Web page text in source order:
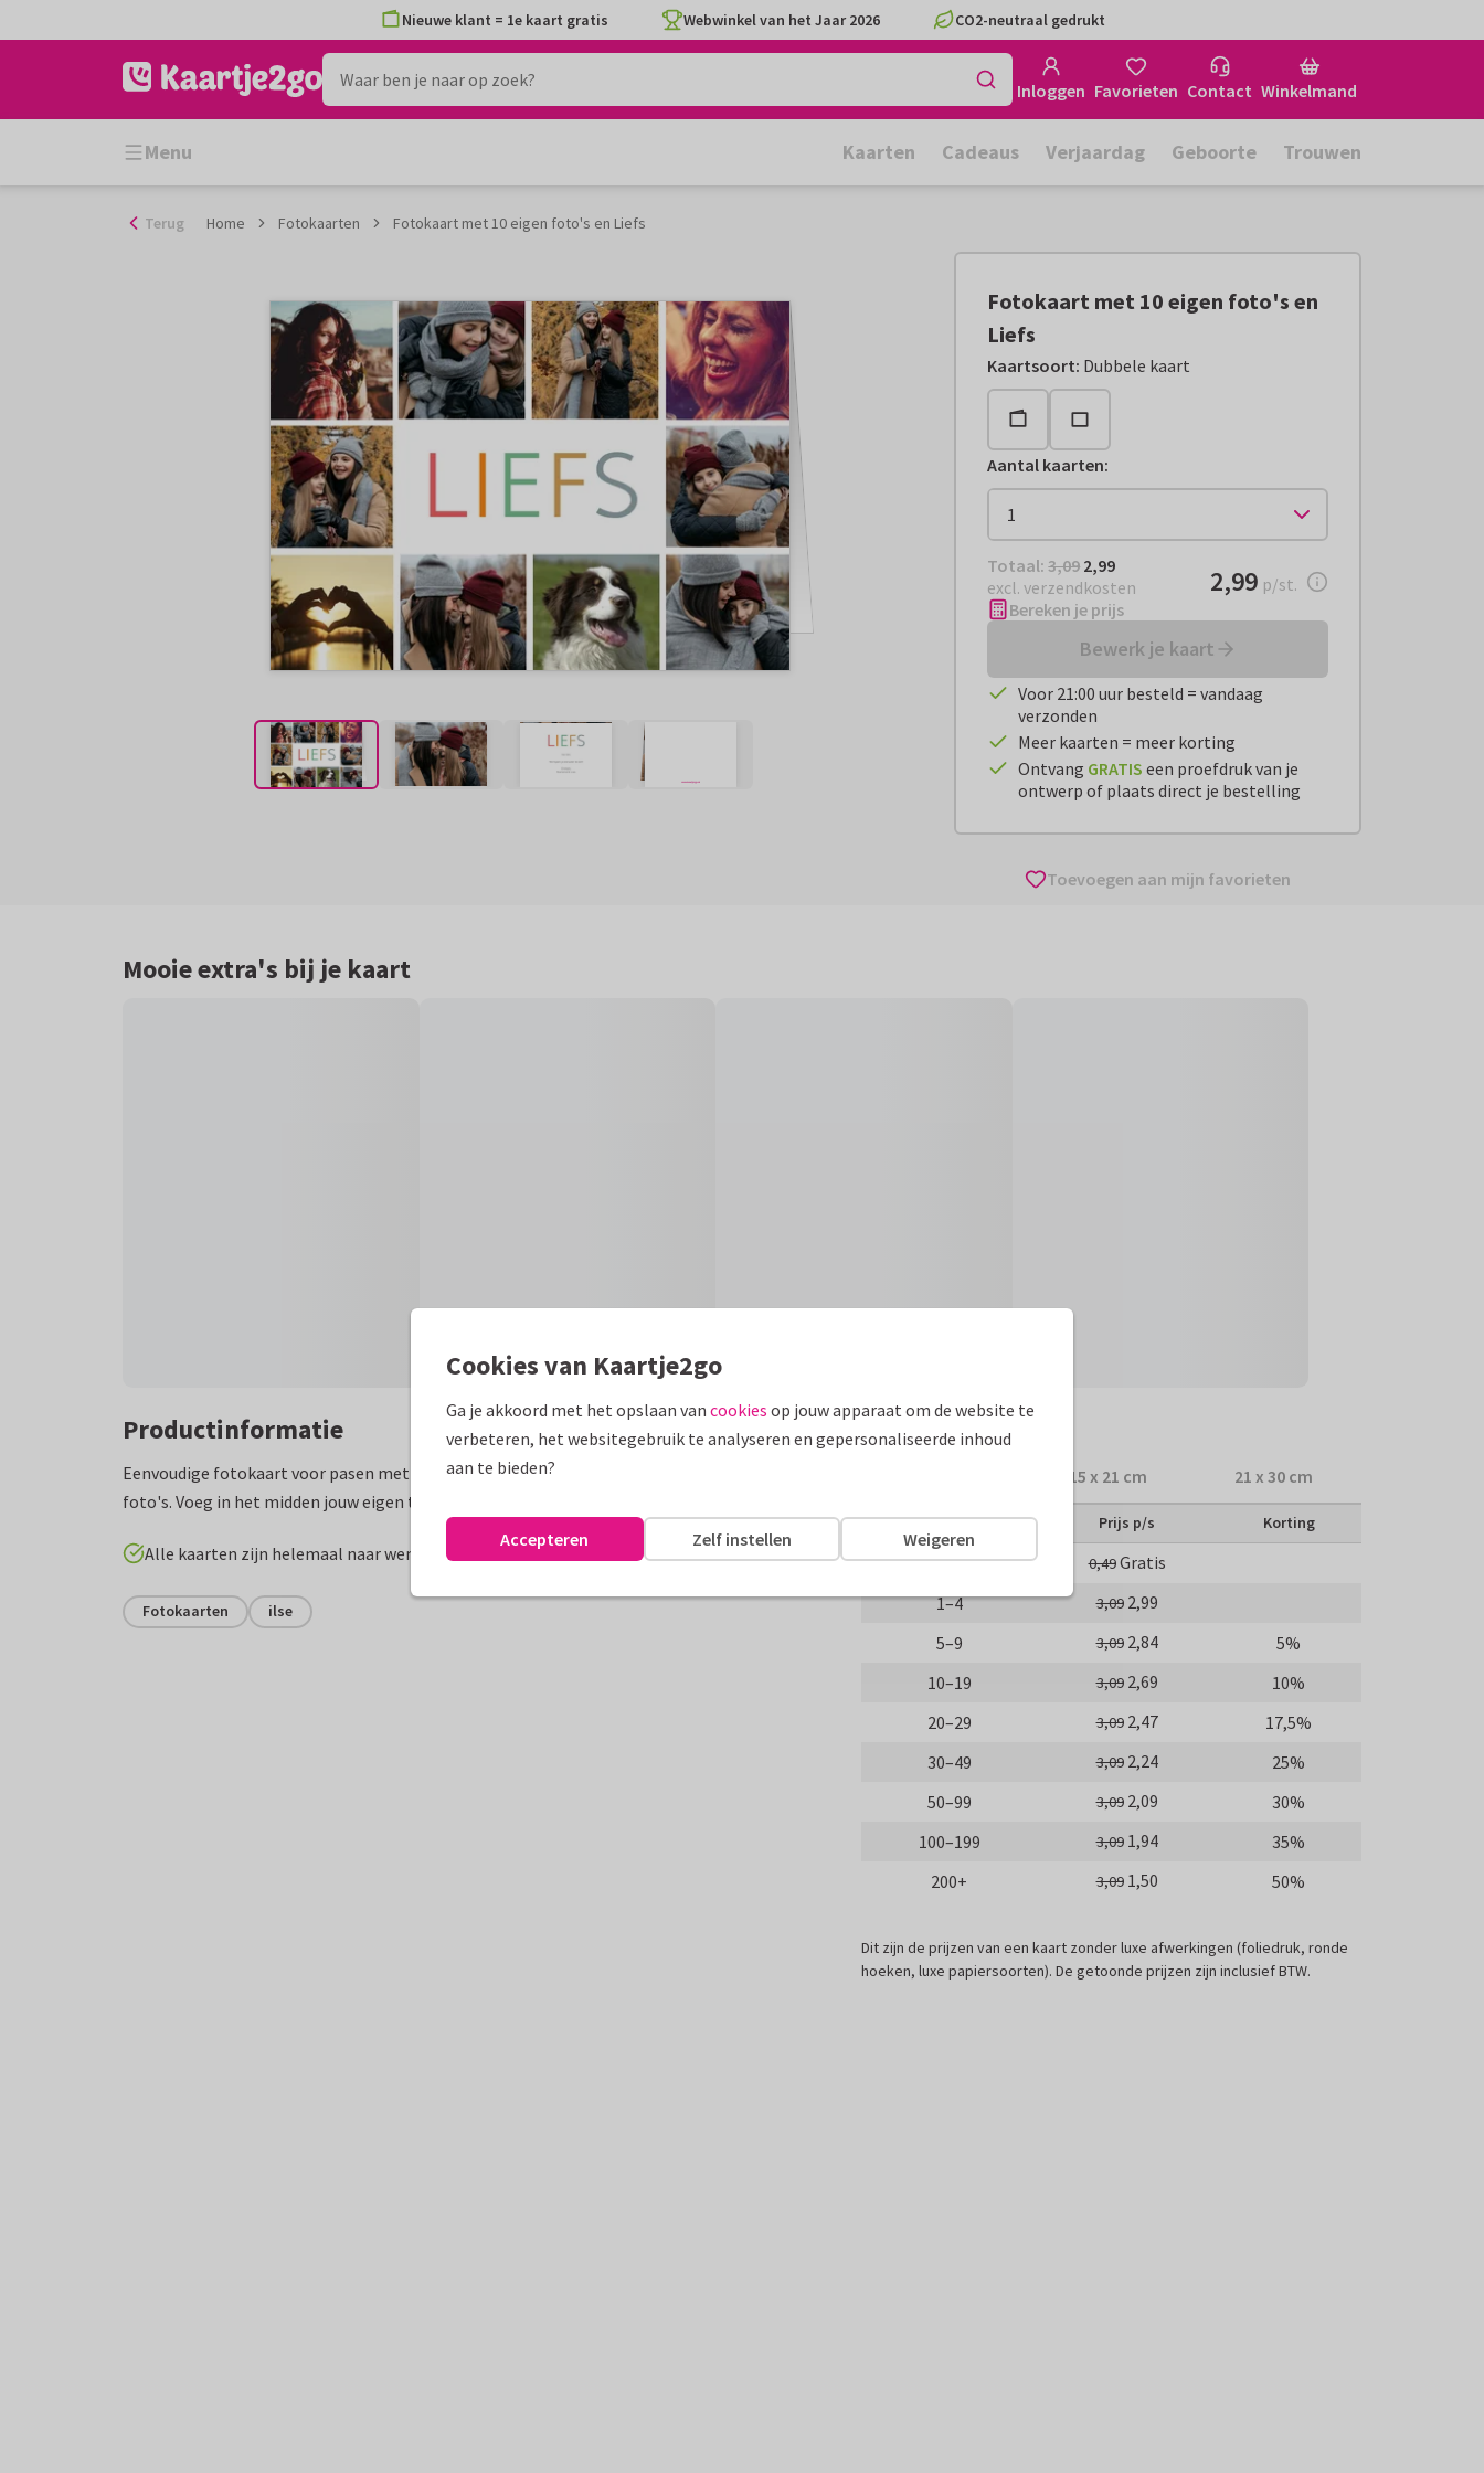
naar
Nieuwe klant = 1e kaart gratis Webwinkel van het Jaar 2026 CO2-neutraal gedrukt
Inloggen Favorieten Contact Winkelmand
Menu Kaarten Cadeaus Verjaardag Geboorte Trouwen
Terug Home Fotokaarten Fotokaart met 10 eigen foto's en Liefs
Fotokaart met 10 eigen foto's en
Liefs
Kaartsoort: Dubbele kaart
Aantal kaarten:
Totaal: € 2,99
Totaal: 3,09 2,99
excl. verzendkosten
€ 2,99per stuk
2,99 p/st.
Bereken je prijs
Bewerk je kaart
Voor 21:00 uur besteld = vandaag
verzonden
Meer kaarten = meer korting
Ontvang GRATIS een proefdruk van je
ontwerp of plaats direct je bestelling
Toevoegen aan mijn favorieten
Mooie extra's bij je kaart
Productinformatie
Eenvoudige fotokaart voor pasen met ruimte voor een collage met 10 eigen
foto's. Voeg in het midden jouw eigen tekst toe.
Alle kaarten zijn helemaal naar wens aan te passen
Fotokaarten ilse
Formaten en prijzen
15 x 21 cm 21 x 30 cm
Aantal Prijs p/s Korting
Proefdruk 0,49Gratis
1–4
3,09 2,99
5–9
3,09 2,84
5%
10–19
3,09 2,69
10%
20–29
3,09 2,47
17,5%
30–49
3,09 2,24
25%
50–99
3,09 2,09
30%
100–199
3,09 1,94
35%
200+
3,09 1,50 50%
Dit zijn de prijzen van een kaart zonder luxe afwerkingen (foliedruk, ronde
hoeken, luxe papiersoorten). De getoonde prijzen zijn inclusief BTW.
Cookies van Kaartje2go
Ga je akkoord met het opslaan van cookies op jouw apparaat om de website te
verbeteren, het websitegebruik te analyseren en gepersonaliseerde inhoud
aan te bieden?
Weigeren
Zelf instellen
Accepteren